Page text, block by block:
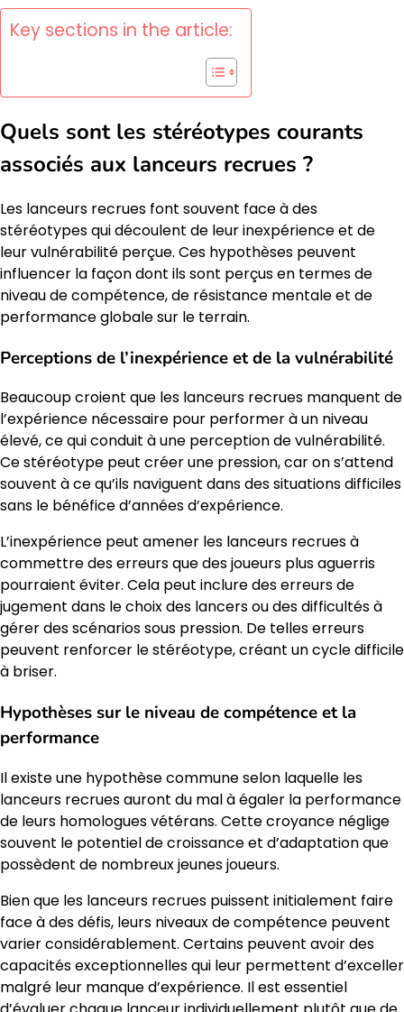
Key sections in the article:
Quels sont les stéréotypes courants
associés aux lanceurs recrues ?
Les lanceurs recrues font souvent face à des
stéréotypes qui découlent de leur inexpérience et de
leur vulnérabilité perçue. Ces hypothèses peuvent
influencer la façon dont ils sont perçus en termes de
niveau de compétence, de résistance mentale et de
performance globale sur le terrain.
Perceptions de l’inexpérience et de la vulnérabilité
Beaucoup croient que les lanceurs recrues manquent de
l’expérience nécessaire pour performer à un niveau
élevé, ce qui conduit à une perception de vulnérabilité.
Ce stéréotype peut créer une pression, car on s’attend
souvent à ce qu’ils naviguent dans des situations difficiles
sans le bénéfice d’années d’expérience.
L’inexpérience peut amener les lanceurs recrues à
commettre des erreurs que des joueurs plus aguerris
pourraient éviter. Cela peut inclure des erreurs de
jugement dans le choix des lancers ou des difficultés à
gérer des scénarios sous pression. De telles erreurs
peuvent renforcer le stéréotype, créant un cycle difficile
à briser.
Hypothèses sur le niveau de compétence et la
performance
Il existe une hypothèse commune selon laquelle les
lanceurs recrues auront du mal à égaler la performance
de leurs homologues vétérans. Cette croyance néglige
souvent le potentiel de croissance et d’adaptation que
possèdent de nombreux jeunes joueurs.
Bien que les lanceurs recrues puissent initialement faire
face à des défis, leurs niveaux de compétence peuvent
varier considérablement. Certains peuvent avoir des
capacités exceptionnelles qui leur permettent d’exceller
malgré leur manque d’expérience. Il est essentiel